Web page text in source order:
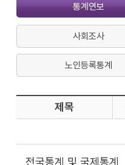
통계연보
사회조사
노인등록통계
제목
전국통계 및 국제통계